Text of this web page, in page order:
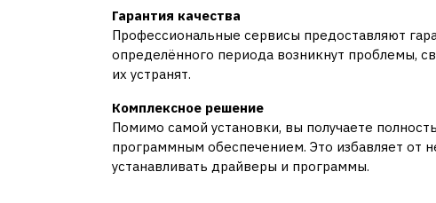
Гарантия качества
Профессиональные сервисы предоставляют
определённого периода возникнут проблемы,
их устранят.
Комплексное решение
Помимо самой установки, вы получаете
программным обеспечением. Это избавляет от
устанавливать драйверы и программы.